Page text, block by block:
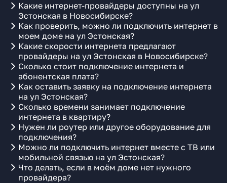
Какие интернет-провайдеры доступны на ул
Эстонская в Новосибирске?
Как проверить, можно ли подключить интернет в
моем доме на ул Эстонская?
Какие скорости интернета предлагают
провайдеры на ул Эстонская в Новосибирске?
Сколько стоит подключение интернета и
абонентская плата?
Как оставить заявку на подключение интернета
на ул Эстонская?
Сколько времени занимает подключение
интернета в квартиру?
Нужен ли роутер или другое оборудование для
подключения?
Можно ли подключить интернет вместе с ТВ или
мобильной связью на ул Эстонская?
Что делать, если в моём доме нет нужного
провайдера?